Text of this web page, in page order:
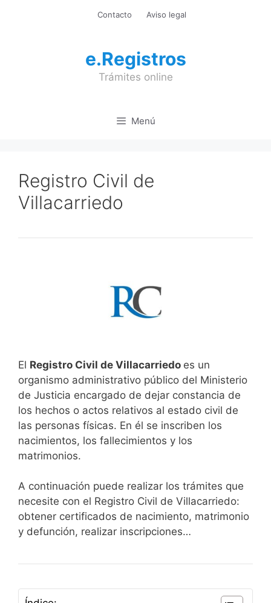
Contacto Aviso legal
e.Registros
Trámites online
Menú
Registro Civil de
Villacarriedo
El Registro Civil de Villacarriedo es un
organismo administrativo público del Ministerio
de Justicia encargado de dejar constancia de
los hechos o actos relativos al estado civil de
las personas físicas. En él se inscriben los
nacimientos, los fallecimientos y los
matrimonios.
A continuación puede realizar los trámites que
necesite con el Registro Civil de Villacarriedo:
obtener certificados de nacimiento, matrimonio
y defunción, realizar inscripciones…